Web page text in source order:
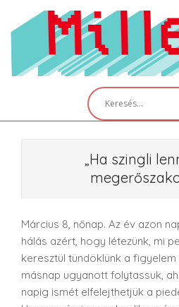
content
„Ha szingli
Március 8, nőnap. Az év azon
hálás azért, hogy létezünk, mi
keresztül tündöklünk a
másnap ugyanott folytassuk,
napig ismét elfelejthetjük a